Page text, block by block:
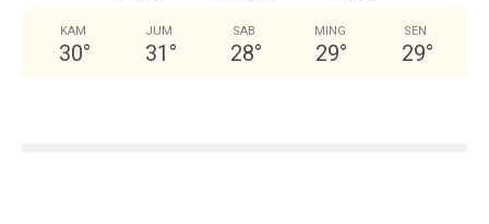
KAM
30°
JUM
31 °
SAB
28°
MING
29°
SEN
29°